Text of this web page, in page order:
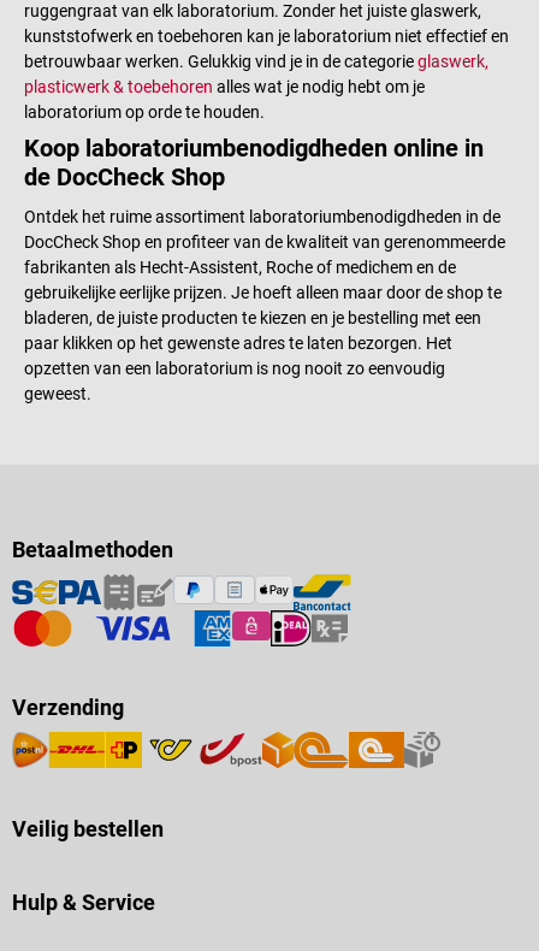
ruggengraat van elk laboratorium. Zonder het juiste glaswerk,
kunststofwerk en toebehoren kan je laboratorium niet effectief en
betrouwbaar werken. Gelukkig vind je in de categorieglaswerk,
plasticwerk & toebehoren alles wat je nodig hebt om je
laboratorium op orde te houden.
Koop laboratoriumbenodigdheden online in
de DocCheck Shop
Ontdek het ruime assortiment laboratoriumbenodigdheden in de
DocCheck Shop en profiteer van de kwaliteit van gerenommeerde
fabrikanten als Hecht-Assistent, Roche of medichem en de
gebruikelijke eerlijke prijzen. Je hoeft alleen maar door de shop te
bladeren, de juiste producten te kiezen en je bestelling met een
paar klikken op het gewenste adres te laten bezorgen. Het
opzetten van een laboratorium is nog nooit zo eenvoudig
geweest.
Betaalmethoden
Verzending
Veilig bestellen
Hulp & Service